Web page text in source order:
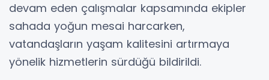
devam eden çalışmalar kapsamında ekipler
sahada yoğun mesai harcarken,
vatandaşların yaşam kalitesini artırmaya
yönelik hizmetlerin sürdüğü bildirildi.